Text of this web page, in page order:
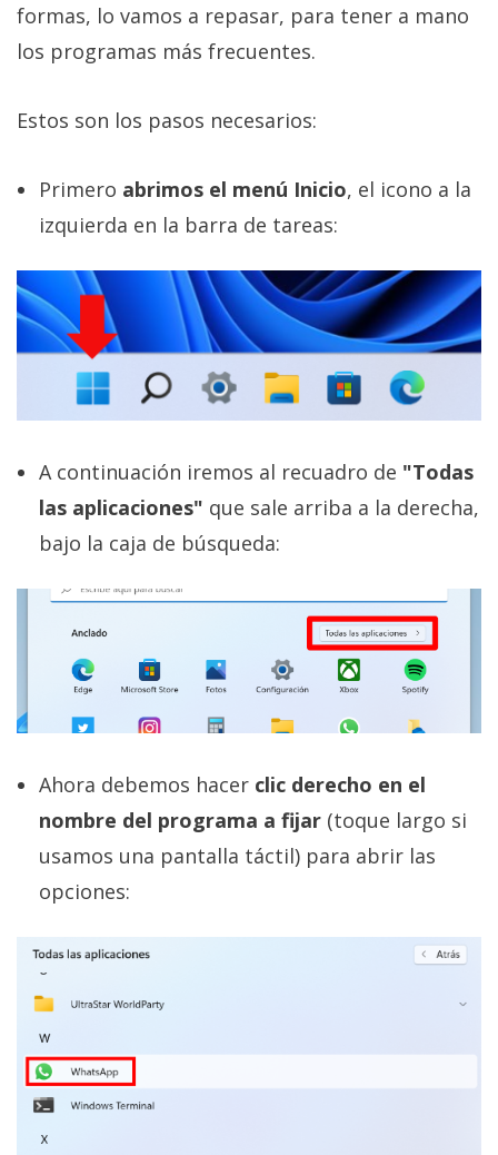
formas, lo vamos a repasar, para tener a mano
los programas más frecuentes.
Estos son los pasos necesarios:
Primero abrimos el menú Inicio, el icono a la
izquierda en la barra de tareas:
A continuación iremos al recuadro de "Todas
las aplicaciones" que sale arriba a la derecha,
bajo la caja de búsqueda:
Ahora debemos hacer clic derecho en el
nombre del programa a fijar (toque largo si
usamos una pantalla táctil) para abrir las
opciones: